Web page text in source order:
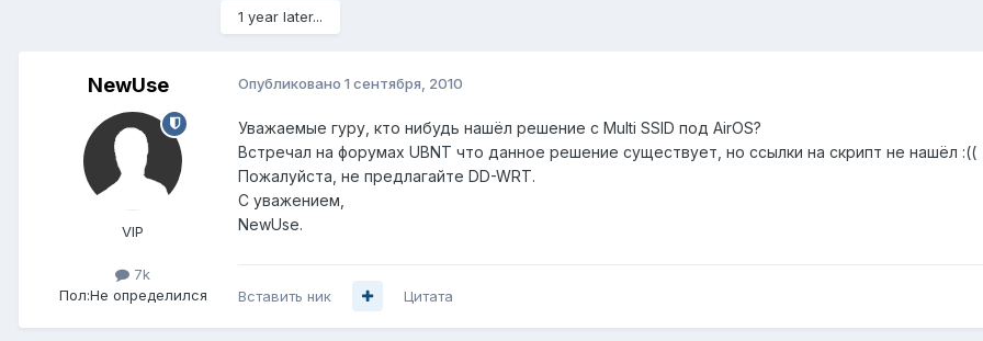
1 year later...
NewUse
VIP
7k
Пол:Не определился
Опубликовано 1 сентября, 2010
Уважаемые гуру, кто нибудь нашёл решение с Multi SSID под AirOS?
Встречал на форумах UBNT что данное решение существует, но ссылки на скрипт не нашёл :((
Пожалуйста, не предлагайте DD-WRT.
С уважением,
NewUse.
Вставить ник Цитата